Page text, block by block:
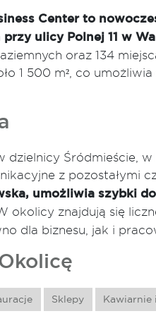
Center to
ulicy Polnej 11 w
oraz 134
1 500 m², co
dzielnicy Śródmieście,
z pozostałymi
umożliwia szybki
W okolicy znajdują się
dla biznesu, jak i
Sklepy Kawiarnie